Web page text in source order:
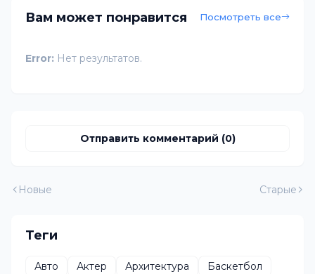
Вам может понравится Посмотреть все
Error: Нет результатов.
Отправить комментарий (0)
Новые Старые
Теги
Авто Актер Архитектура
Баскетбол